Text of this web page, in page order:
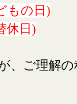
の日)
日)
、ご理解